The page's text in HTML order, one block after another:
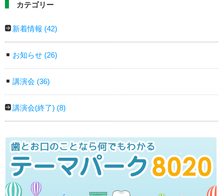
カテゴリー
新着情報 (42)
お知らせ (26)
講演会 (36)
講演会(終了) (8)